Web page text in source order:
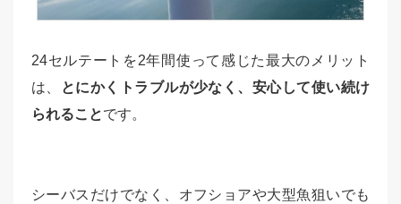
24セルテートを2年間使って感じた最大のメリット
は、
とにかくトラブルが少なく、安心して使い続け
られることです。
シーバスだけでなく、オフショアや大型魚狙いでも